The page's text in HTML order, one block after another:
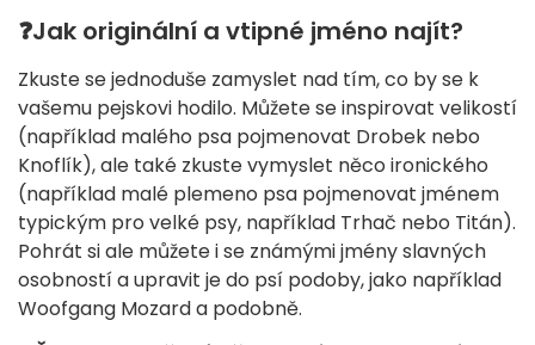
❓Jak originální a vtipné jméno najít?
Zkuste se jednoduše zamyslet nad tím, co by se k
vašemu pejskovi hodilo. Můžete se inspirovat velikostí
(například malého psa pojmenovat Drobek nebo
Knoflík), ale také zkuste vymyslet něco ironického
(například malé plemeno psa pojmenovat jménem
typickým pro velké psy, například Trhač nebo Titán).
Pohrát si ale můžete i se známými jmény slavných
osobností a upravit je do psí podoby, jako například
Woofgang Mozard a podobně.